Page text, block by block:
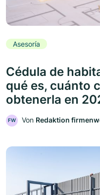
Asesoría
Cédula de
qué es, cuánto
obtenerla en
FW Von Redaktion